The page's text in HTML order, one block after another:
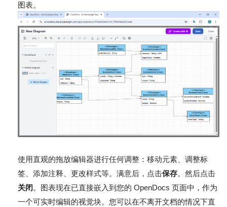
图表。
使用直观的拖放编辑器进行任何调整：移动元素、调整标
签、添加注释、更改样式等。满意后，点击保存。然后点击
关闭。图表现在已直接嵌入到您的 OpenDocs 页面中，作为
一个可实时编辑的视觉块。您可以在不离开文档的情况下直